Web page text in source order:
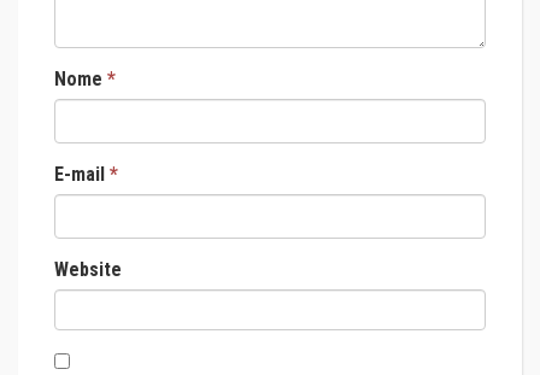
Nome *
E-mail *
Website